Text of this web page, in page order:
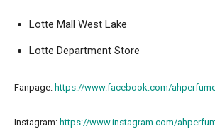
Lotte Mall West Lake
Lotte Department Store
Fanpage: https://www.facebook.com/
Instagram: https://www.instagram.com/